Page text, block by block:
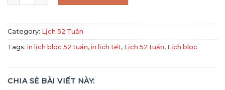
Category: Lịch 52 Tuần
Tags: in lịch bloc 52 tuần, in lịch tết, Lịch 52 tuần, Lịch bloc
CHIA SẺ BÀI VIẾT NÀY: